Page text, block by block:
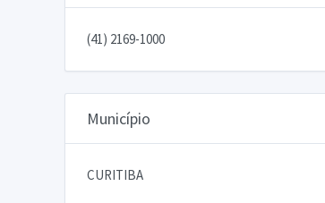
(41) 2169-1000
Município
CURITIBA